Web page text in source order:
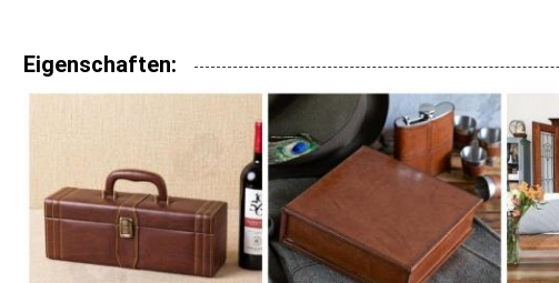
Eigenschaften: